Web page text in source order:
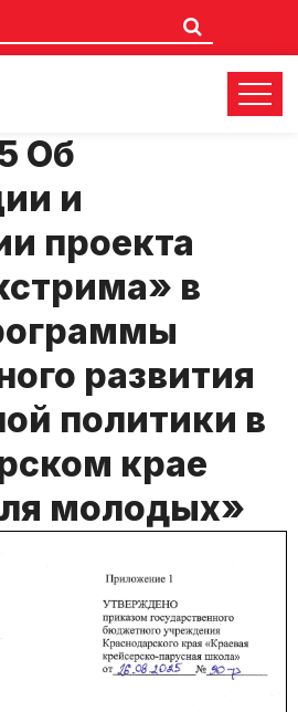
№90-р от
Об
и
проекта
в
развития
политики в
крае
молодых»